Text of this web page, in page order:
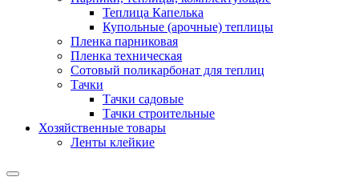
Теплица Капелька
Купольные (арочные) теплицы
Пленка парниковая
Пленка техническая
Сотовый поликарбонат для теплиц
Тачки
Тачки садовые
Тачки строительные
Хозяйственные товары
Ленты клейкие